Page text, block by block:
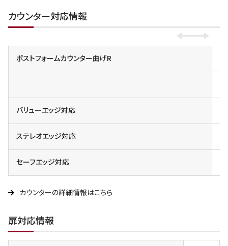
カウンター対応情報
ポストフォームカウンター曲げR
バリューエッジ対応
ステレオエッジ対応
セーフエッジ対応
カウンターの詳細情報はこちら
扉対応情報